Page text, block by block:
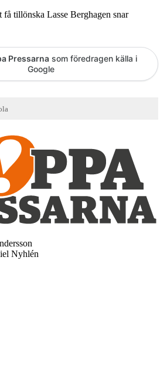
få tillönska Lasse Berghagen snar
Pressarna som föredragen källa i
Google
Nyhlén